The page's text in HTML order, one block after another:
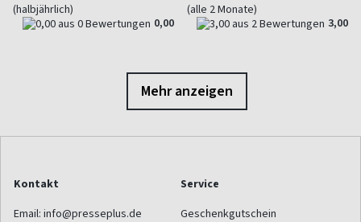
(halbjährlich)
0,00
(alle 2 Monate)
3,00
Mehr anzeigen
Kontakt
Email: info@presseplus.de
Service
Geschenkgutschein